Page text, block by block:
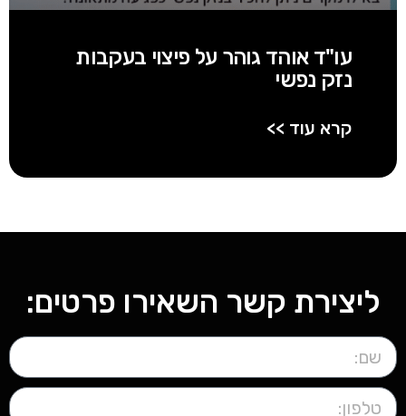
עו"ד אוהד גוהר על פיצוי בעקבות
נזק נפשי
קרא עוד >>
ליצירת קשר השאירו פרטים: